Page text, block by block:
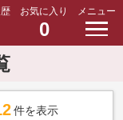
お気に入り
0
メニュー
件を表示